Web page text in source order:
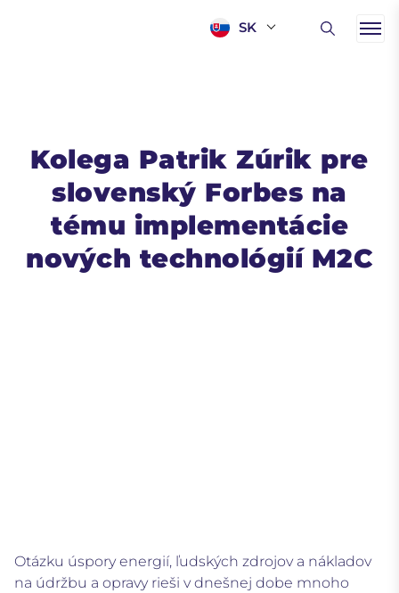
SK
Kolega Patrik Zúrik pre
slovenský Forbes na
tému implementácie
nových technológií M2C
Otázku úspory energií, ľudských zdrojov a nákladov
na údržbu a opravy rieši v dnešnej dobe mnoho